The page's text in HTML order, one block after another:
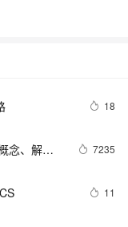
18
念、解决
7235
11